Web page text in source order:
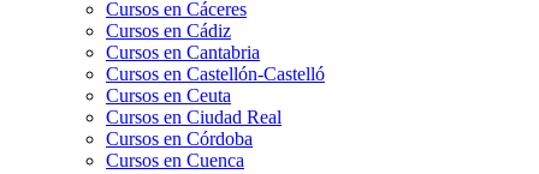
Cursos en Cáceres
Cursos en Cádiz
Cursos en Cantabria
Cursos en Castellón-Castelló
Cursos en Ceuta
Cursos en Ciudad Real
Cursos en Córdoba
Cursos en Cuenca